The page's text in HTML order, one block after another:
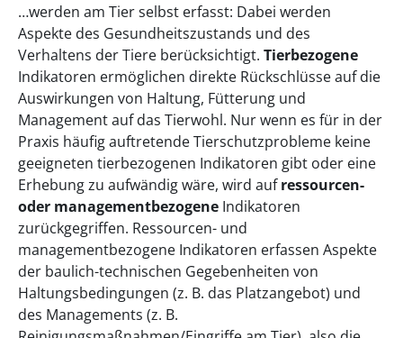
…werden am Tier selbst erfasst: Dabei werden
Aspekte des Gesundheitszustands und des
Verhaltens der Tiere berücksichtigt. Tierbezogene
Indikatoren ermöglichen direkte Rückschlüsse auf die
Auswirkungen von Haltung, Fütterung und
Management auf das Tierwohl. Nur wenn es für in der
Praxis häufig auftretende Tierschutzprobleme keine
geeigneten tierbezogenen Indikatoren gibt oder eine
Erhebung zu aufwändig wäre, wird aufressourcen-
oder managementbezogene Indikatoren
zurückgegriffen. Ressourcen- und
managementbezogene Indikatoren erfassen Aspekte
der baulich-technischen Gegebenheiten von
Haltungsbedingungen (z. B. das Platzangebot) und
des Managements (z. B.